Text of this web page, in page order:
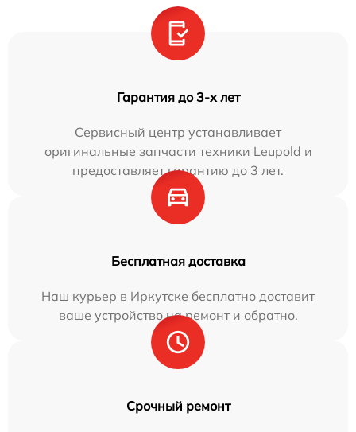
Гарантия до 3-х лет
Сервисный центр устанавливает
оригинальные запчасти техники Leupold и
предоставляет гарантию до 3 лет.
Бесплатная доставка
Наш курьер в Иркутске бесплатно доставит
ваше устройство на ремонт и обратно.
Срочный ремонт